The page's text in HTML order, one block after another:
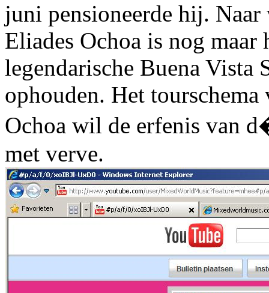
juni pensioneerde hij. Naar
Eliades Ochoa is nog
legendarische Buena Vista
ophouden. Het
Ochoa wil de erfenis van
met verve.